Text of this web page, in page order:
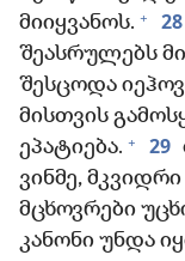
მიიყვანოს. + 28
შეასრულებს
შესცოდა
მისთვის
ეპატიება. + 29
ვინმე,
მცხოვრები
კანონი უნდა